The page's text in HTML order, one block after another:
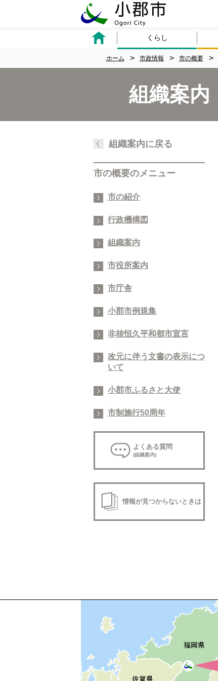
くらし
ホーム 市政情報 市の概要
組織案内
組織案内に戻る
市の概要のメニュー
市の紹介
行政機構図
組織案内
市役所案内
市庁舎
小郡市例規集
非核恒久平和都市宣言
改元に伴う文書の表示につ
いて
小郡市ふるさと大使
市制施行50周年
よくある質問
(組織案内)
情報が見つからないときは